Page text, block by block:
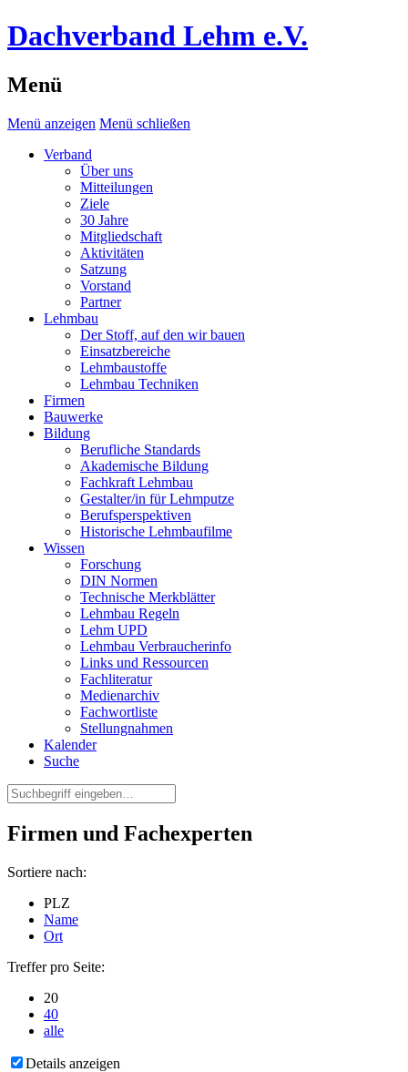
Dachverband Lehm e.V.
Menü
Menü anzeigen Menü schließen
Verband
Über uns
Mitteilungen
Ziele
30 Jahre
Mitgliedschaft
Aktivitäten
Satzung
Vorstand
Partner
Lehmbau
Der Stoff, auf den wir bauen
Einsatzbereiche
Lehmbaustoffe
Lehmbau Techniken
Firmen
Bauwerke
Bildung
Berufliche Standards
Akademische Bildung
Fachkraft Lehmbau
Gestalter/in für Lehmputze
Berufsperspektiven
Historische Lehmbaufilme
Wissen
Forschung
DIN Normen
Technische Merkblätter
Lehmbau Regeln
Lehm UPD
Lehmbau Verbraucherinfo
Links und Ressourcen
Fachliteratur
Medienarchiv
Fachwortliste
Stellungnahmen
Kalender
Suche
Firmen und Fachexperten
Sortiere nach:
PLZ
Name
Ort
Treffer pro Seite:
20
40
alle
Details anzeigen